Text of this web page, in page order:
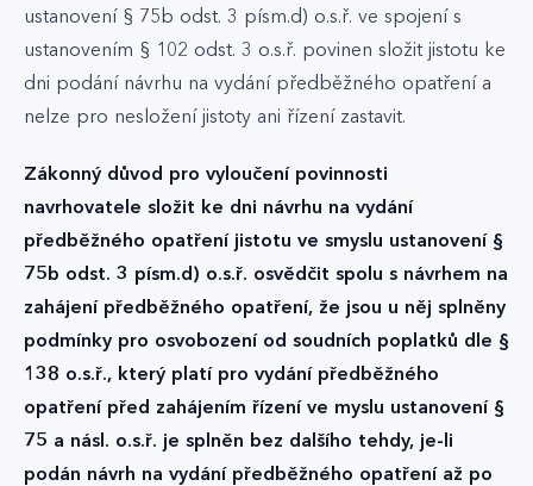
ustanovení § 75b odst. 3 písm.d) o.s.ř. ve spojení s
ustanovením § 102 odst. 3 o.s.ř. povinen složit jistotu ke
dni podání návrhu na vydání předběžného opatření a
nelze pro nesložení jistoty ani řízení zastavit.
Zákonný důvod pro vyloučení povinnosti
navrhovatele složit ke dni návrhu na vydání
předběžného opatření jistotu ve smyslu ustanovení §
75b odst. 3 písm.d) o.s.ř. osvědčit spolu s návrhem na
zahájení předběžného opatření, že jsou u něj splněny
podmínky pro osvobození od soudních poplatků dle §
138 o.s.ř., který platí pro vydání předběžného
opatření před zahájením řízení ve myslu ustanovení §
75 a násl. o.s.ř. je splněn bez dalšího tehdy, je-li
podán návrh na vydání předběžného opatření až po